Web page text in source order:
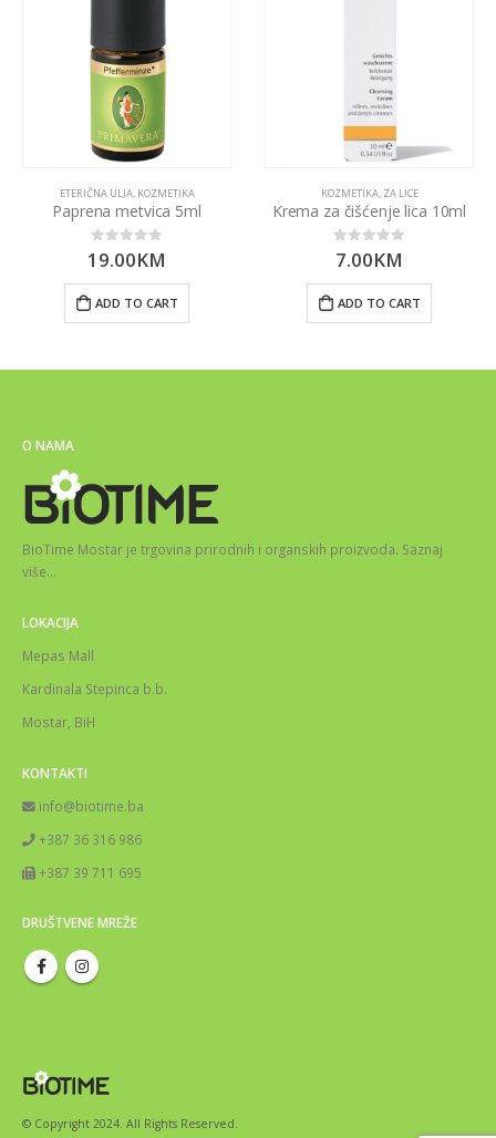
ETERIČNA ULJA, KOZMETIKA
Paprena metvica 5ml
0 out of 5
19.00KM
ADD TO CART
KOZMETIKA, ZA LICE
Krema za čišćenje lica 10ml
0out of 5
7.00KM
ADD TO CART
O NAMA
BioTime Mostar je trgovina prirodnih i organskih proizvoda. Saznaj
više…
LOKACIJA
Mepas Mall
Kardinala Stepinca b.b.
Mostar, BiH
KONTAKTI
info@biotime.ba
+387 36 316 986
+387 39 711 695
DRUŠTVENE MREŽE
© Copyright 2024. All Rights Reserved.